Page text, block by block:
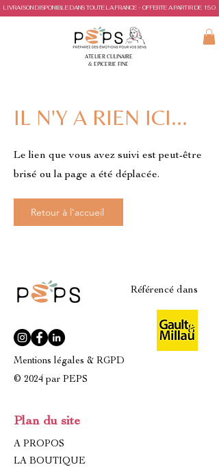
LIVRAISON DISPONIBLE DANS TOUTE LA FRANCE - OFFERTE A PARTIR DE 150€
ATELIER CULINAIRE
& EPICERIE FINE
IL N'Y A RIEN ICI...
Le lien que vous avez suivi est peut-être
brisé ou la page a été déplacée.
Retour à l'accueil
Référencé dans
Mentions légales & RGPD
© 2024 par PEPS
Plan du site
A PROPOS
LA BOUTIQUE